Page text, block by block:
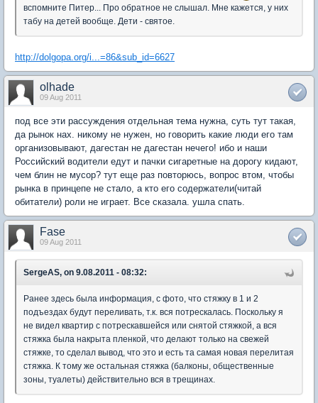
вспомните Питер... Про обратное не слышал. Мне кажется, у них
табу на детей вообще. Дети - святое.
http://dolgopa.org/i...=86&sub_id=6627
olhade
09 Aug 2011
под все эти рассуждения отдельная тема нужна, суть тут такая,
да рынок нах. никому не нужен, но говорить какие люди его там
организовывают, дагестан не дагестан нечего! ибо и наши
Российский водители едут и пачки сигаретные на дорогу кидают,
чем блин не мусор? тут еще раз повторюсь, вопрос втом, чтобы
рынка в принцепе не стало, а кто его содержатели(читай
обитатели) роли не играет. Все сказала. ушла спать.
Fase
09 Aug 2011
SergeAS, on 9.08.2011 - 08:32:
Ранее здесь была информация, с фото, что стяжку в 1 и 2
подъездах будут переливать, т.к. вся потрескалась. Поскольку я
не видел квартир с потрескавшейся или снятой стяжкой, а вся
стяжка была накрыта пленкой, что делают только на свежей
стяжке, то сделал вывод, что это и есть та самая новая перелитая
стяжка. К тому же остальная стяжка (балконы, общественные
зоны, туалеты) действительно вся в трещинах.